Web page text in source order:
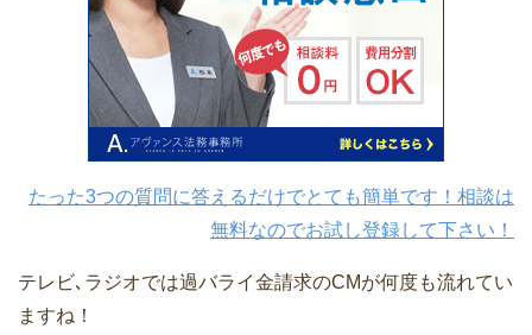
たった3つの質問に答えるだけでとても簡単です！相談は
無料なのでお試し登録して下さい！
テレビ､ラジオでは過バライ金請求のCMが何度も流れてい
ますね！